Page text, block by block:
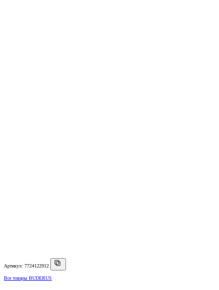
Артикул: 7724122912
Все товары BUDERUS